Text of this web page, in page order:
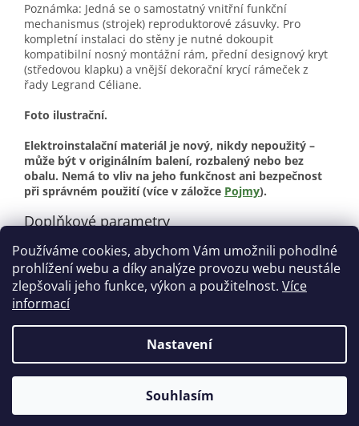
Používáme cookies, abychom Vám umožnili pohodlné
prohlížení webu a díky analýze provozu webu neustále
zlepšovali jeho funkce, výkon a použitelnost. Více
informací
Nastavení
Souhlasím
Poznámka: Jedná se o samostatný vnitřní funkční
mechanismus (strojek) reproduktorové zásuvky. Pro
kompletní instalaci do stěny je nutné dokoupit
kompatibilní nosný montážní rám, přední designový kryt
(středovou klapku) a vnější dekorační krycí rámeček z
řady Legrand Céliane.
Foto ilustrační.
Elektroinstalační materiál je nový, nikdy nepoužitý –
může být v originálním balení, rozbalený nebo bez
obalu. Nemá to vliv na jeho funkčnost ani bezpečnost
při správném použití (více v záložce Pojmy).
Doplňkové parametry
Kategorie: Elektroinstalační materiál
Stav: Nové
Vytvořil Shoptet
Aveno.cz. Všechna práva vyhrazena.